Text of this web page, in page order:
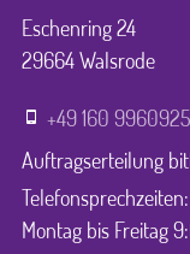
Eschenring 24
29664 Walsrode
+49 160
Auftragserteilung
Telefonsprechzeiten:
Montag bis Freitag